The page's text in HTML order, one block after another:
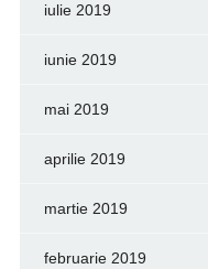
iulie 2019
iunie 2019
mai 2019
aprilie 2019
martie 2019
februarie 2019